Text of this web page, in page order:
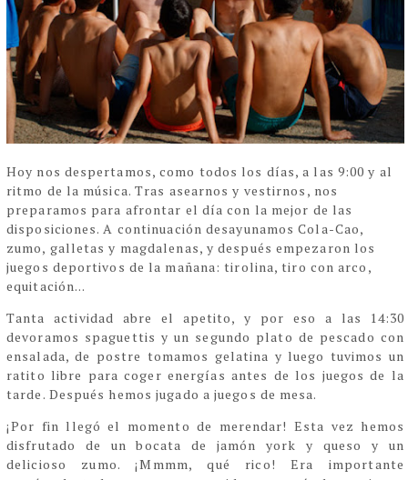
Hoy nos despertamos, como todos los días, a las 9:00 y al
ritmo de la música. Tras asearnos y vestirnos, nos
preparamos para afrontar el día con la mejor de las
disposiciones. A continuación desayunamos Cola-Cao,
zumo, galletas y magdalenas, y después empezaron los
juegos deportivos de la mañana: tirolina, tiro con arco,
equitación...
Tanta actividad abre el apetito, y por eso a las 14:30
devoramos spaguettis y un segundo plato de pescado con
ensalada, de postre tomamos gelatina y luego tuvimos un
ratito libre para coger energías antes de los juegos de la
tarde. Después hemos jugado a juegos de mesa.
¡Por fin llegó el momento de merendar! Esta vez hemos
disfrutado de un bocata de jamón york y queso y un
delicioso zumo. ¡Mmmm, qué rico! Era importante